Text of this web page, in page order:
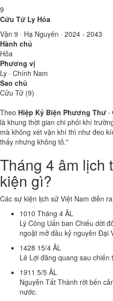
9
Cửu Tử Ly Hỏa
Vận 9 · Hạ Nguyên · 2024 - 2043
Hành chủ
Hỏa
Phương vị
Ly · Chính Nam
Sao chủ
Cửu Tử (9)
Theo Hiệp Kỷ Biện Phương Thư ·
là khung thời gian chi phối khí
mà không xét vận khí thì như đeo
thấy nhưng không tỏ."
Tháng 4 âm lịch
kiện gì?
Các sự kiện lịch sử Việt Nam diễn
1010 Tháng 4 ÂL
Lý Công Uẩn ban Chiếu dời
ngoặt mở đầu kỷ nguyên Đại
1428 15/4 ÂL
Lê Lợi đăng quang sau
1911 5/5 ÂL
Nguyễn Tất Thành rời bến
nước.